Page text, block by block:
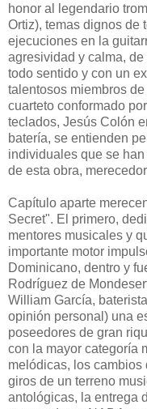
honor al legendario
Ortiz), temas dignos de
ejecuciones en la
agresividad y calma,
todo sentido y con un
talentosos miembros
cuarteto conformado
teclados, Jesús Colón
batería, se entienden
individuales que se
de esta obra,
Capítulo aparte
Secret". El primero,
mentores musicales y
importante motor
Dominicano, dentro y
Rodríguez de
William García,
opinión personal) una
poseedores de gran
con la mayor categoría
melódicas, los
giros de un terreno
antológicas, la entrega